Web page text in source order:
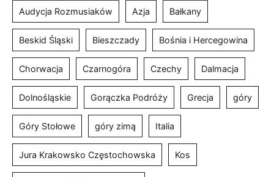
Audycja Rozmusiaków Azja Bałkany
Beskid Śląski Bieszczady Bośnia i Hercegowina
Chorwacja Czarnogóra Czechy Dalmacja
Dolnośląskie Gorączka Podróży Grecja góry
Góry Stołowe góry zimą Italia
Jura Krakowsko Częstochowska Kos